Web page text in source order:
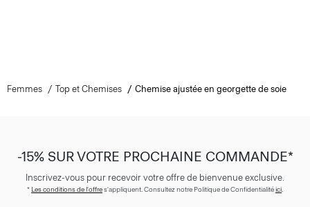
Femmes Top et Chemises Chemise ajustée en georgette de soie
-15% SUR VOTRE PROCHAINE COMMANDE*
Inscrivez-vous pour recevoir votre offre de bienvenue exclusive.
* Les conditions de l'offres'appliquent. Consultez notre Politique de Confidentialitéici.